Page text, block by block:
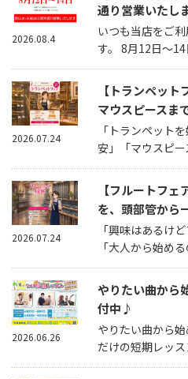
通り営業いたし
いつも当店をご
す。 8月12日～
2026.08.4
【トランペット
マウスピースま
「トランペット
安」「マウスピ
2026.07.24
【フルートフ
を、頭部管から
「興味はあるけ
「大人から始め
2026.07.24
やりたい曲から
付中♪
やりたい曲から
だけの短期レッ
2026.06.26